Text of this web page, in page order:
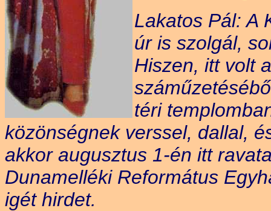
Lakatos Pál: A
úr is szolgál,
Hiszen, itt volt
téri
közönségnek verssel, dallal,
akkor augusztus 1-én itt
Dunamelléki Református
igét hirdet.